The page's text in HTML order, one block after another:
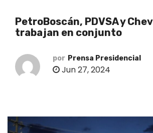
PetroBoscán, PDVSA y
trabajan en conjunto
por Prensa Presidencial
Jun 27, 2024